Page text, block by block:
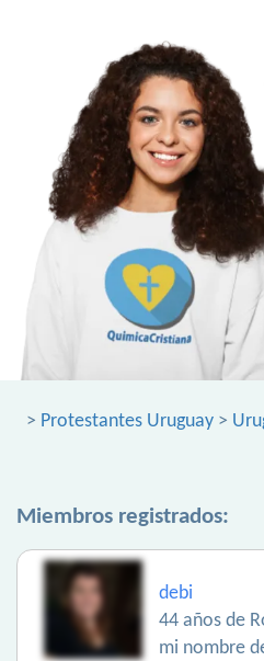
> Protestantes Uruguay >
Miembros registrados:
debi
44 años de
mi nombre